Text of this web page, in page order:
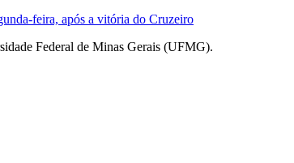
feira, após a vitória do Cruzeiro
Federal de Minas Gerais (UFMG).